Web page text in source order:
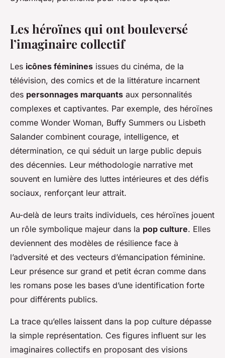
Les héroïnes qui ont bouleversé
l’imaginaire collectif
Les icônes féminines issues du cinéma, de la
télévision, des comics et de la littérature incarnent
des personnages marquants aux personnalités
complexes et captivantes. Par exemple, des héroïnes
comme Wonder Woman, Buffy Summers ou Lisbeth
Salander combinent courage, intelligence, et
détermination, ce qui séduit un large public depuis
des décennies. Leur méthodologie narrative met
souvent en lumière des luttes intérieures et des défis
sociaux, renforçant leur attrait.
Au-delà de leurs traits individuels, ces héroïnes jouent
un rôle symbolique majeur dans la pop culture. Elles
deviennent des modèles de résilience face à
l’adversité et des vecteurs d’émancipation féminine.
Leur présence sur grand et petit écran comme dans
les romans pose les bases d’une identification forte
pour différents publics.
La trace qu’elles laissent dans la pop culture dépasse
la simple représentation. Ces figures influent sur les
imaginaires collectifs en proposant des visions